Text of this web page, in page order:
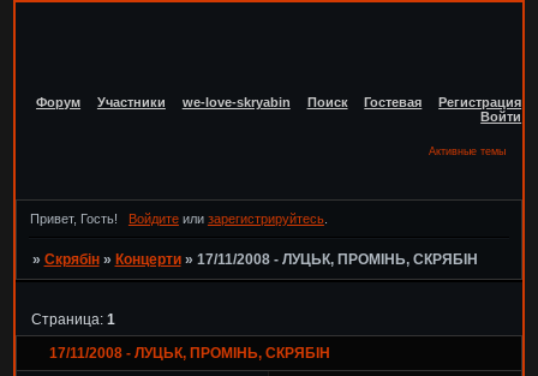
Форум Участники we-love-skryabin Поиск Гостевая
Регистрация
Войти
Активные темы
Привет, Гость! Войдитеили зарегистрируйтесь.
» Скрябін » Концерти » 17/11/2008 - ЛУЦЬК, ПРОМІНЬ, СКРЯБІН
17/11/2008 - ЛУЦЬК, ПРОМІНЬ, СКРЯБІН
Страница: 1